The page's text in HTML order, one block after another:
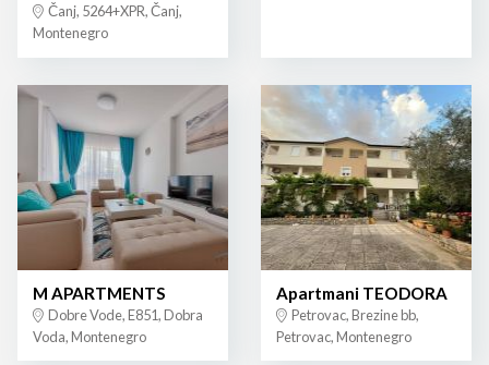
Čanj, 5264+XPR, Čanj,
Montenegro
M APARTMENTS
Dobre Vode, E851, Dobra
Voda, Montenegro
Apartmani TEODORA
Petrovac, Brezine bb,
Petrovac, Montenegro